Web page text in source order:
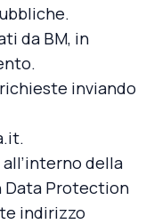
da BM, in
inviando
.
della
Protection
indirizzo